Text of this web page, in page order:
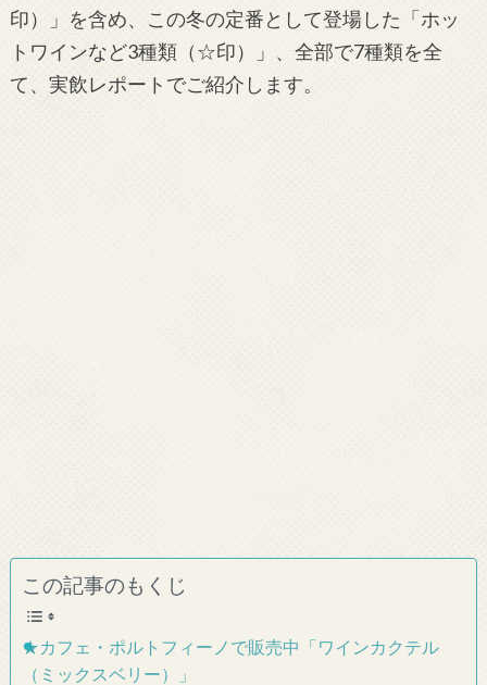
印）」を含め、この冬の定番として登場した「ホッ
トワインなど3種類（☆印）」、全部で7種類を全
て、実飲レポートでご紹介します。
この記事のもくじ
★カフェ・ポルトフィーノで販売中「ワインカクテル
（ミックスベリー）」